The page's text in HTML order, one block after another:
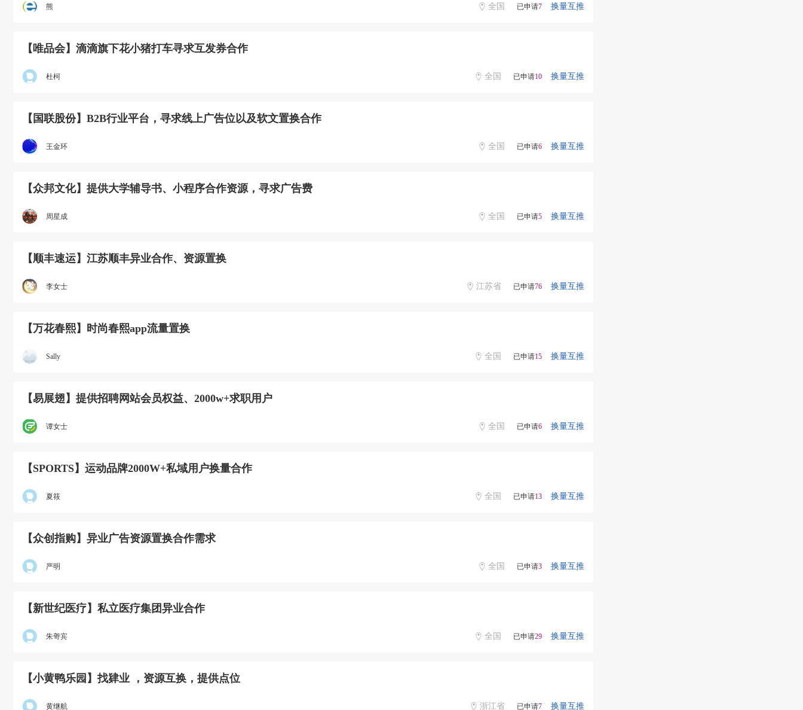
熊 全国 已申请7 换量互推
【唯品会】滴滴旗下花小猪打车寻求互发券合作
杜柯 全国 已申请10 换量互推
【国联股份】B2B行业平台，寻求线上广告位以及软文置换合作
王金环 全国 已申请6 换量互推
【众邦文化】提供大学辅导书、小程序合作资源，寻求广告费
周星成 全国 已申请5 换量互推
【顺丰速运】江苏顺丰异业合作、资源置换
李女士 江苏省 已申请76 换量互推
【万花春熙】时尚春熙app流量置换
Sally 全国 已申请15 换量互推
【易展翅】提供招聘网站会员权益、2000w+求职用户
谭女士 全国 已申请6 换量互推
【SPORTS】运动品牌2000W+私域用户换量合作
夏筱 全国 已申请13 换量互推
【众创指购】异业广告资源置换合作需求
严明 全国 已申请3 换量互推
【新世纪医疗】私立医疗集团异业合作
朱哿宾 全国 已申请29 换量互推
【小黄鸭乐园】找肄业 ，资源互换，提供点位
黄继航 浙江省 已申请7 换量互推